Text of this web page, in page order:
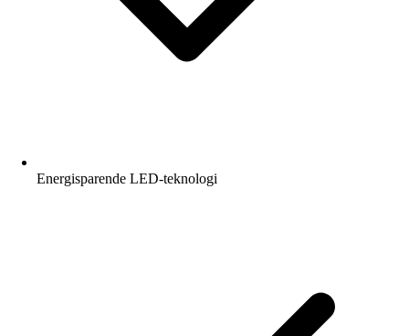
Energisparende LED-teknologi